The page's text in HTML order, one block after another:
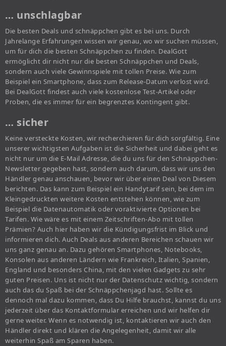
… unschlagbar
Die besten Deals und schnäppchen gibt es bei uns. Durch
Jahrelange Erfahrungen wissen wir genau, wo wir suchen müssen,
um für dich die besten Schnäppchen zu finden. DealGott
ermöglicht dir nicht nur die besten Schnäppchen und Deals,
sondern auch viele Gewinnspiele mit tollen Preise. Wie zum
Beispiel ein Smartphone, dass zum Release-Datum verlost wird.
Bei DealGott findest auch viele kostenlose Test-Artikel oder
Proben, die es immer für ein begrenztes Kontingent gibt.
… sicher
Keine versteckte Kosten, wir recherchieren für dich sorgfältig. Eine
unserer wichtigsten Aufgaben ist die Sicherheit und dabei geht es
nicht nur um die E-Mail Adresse, die du uns für den Schnäppchen-
Newsletter gegeben hast, sondern auch darum, dass wir uns den
Händler genau anschauen, bevor wir über einen Deal von Diesem
berichten. Das kann zum Beispiel ein Handytarif sein, bei dem im
Kleingedruckten weitere Kosten entstehen können, wie zum
Beispiel die Datenautomatik oder voraktivierte Optionen bei
Tarifen. Wie wäre es mit einem Zeitschriften-Abo mit tollen
Prämien? Auch hier haben wir die Kündigungsfrist im Blick und
informieren dich. Auch Deals aus anderen Bereichen schauen wir
uns ganz genau an. Dazu gehören Smartphones, Notebooks,
Konsolen aus anderen Ländern wie Frankreich, Italien, Spanien,
England und besonders China, mit den vielen Gadgets zu sehr
guten Preisen. Uns ist nicht nur der Datenschutz wichtig, sondern
auch das du Spaß bei der Schnäppchenjagd hast. Sollte es
dennoch mal dazu kommen, dass Du Hilfe brauchst, kannst du uns
jederzeit über das Kontaktformular erreichen und wir helfen dir
gerne weiter. Wenn es notwendig ist, kontaktieren wir auch den
Händler direkt und klären die Angelegenheit, damit wir alle
weiterhin Spaß am Sparen haben.